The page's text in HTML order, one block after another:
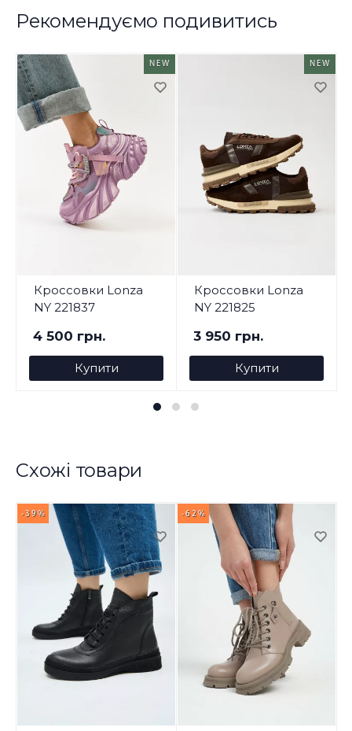
Рекомендуємо подивитись
NEW
Кроссовки Lonza
NY 221837
4 500 грн.
Купити
NEW
Кроссовки Lonza
NY 221825
3 950 грн.
Купити
Схожі товари
-39% -62%